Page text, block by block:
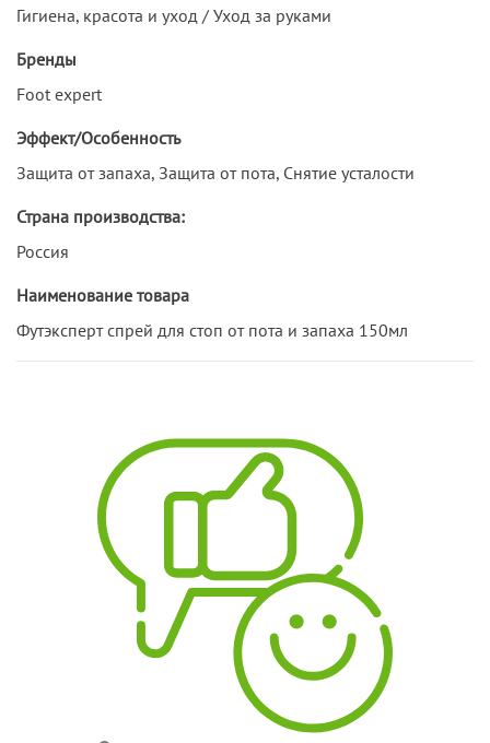
Гигиена, красота и уход / Уход за руками
Бренды
Foot expert
Эффект/Особенность
Защита от запаха, Защита от пота, Снятие усталости
Страна производства:
Россия
Наименование товара
Футэксперт спрей для стоп от пота и запаха 150мл